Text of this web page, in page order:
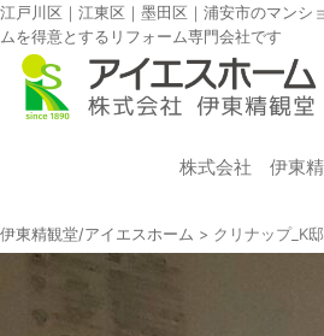
江戸川区｜江東区｜墨田区｜浦安市のマンシ
ムを得意とするリフォーム専門会社です
株式会社 伊東
伊東精観堂/アイエスホーム > クリナップ_K